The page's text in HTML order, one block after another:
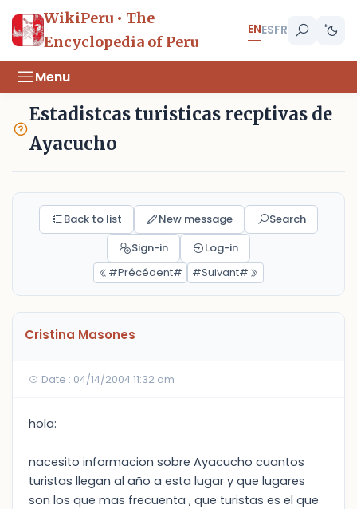
WikiPeru • The
Encyclopedia of Peru
ENESFR
Menu
Estadistcas turisticas recptivas de
Ayacucho
Back to list New message
Search
Sign-in
Log-in
#Précédent#
#Suivant#
Cristina Masones
Date : 04/14/2004 11:32 am
hola:
nacesito informacion sobre Ayacucho cuantos
turistas llegan al año a esta lugar y que lugares
son los que mas frecuenta , que turistas es el que